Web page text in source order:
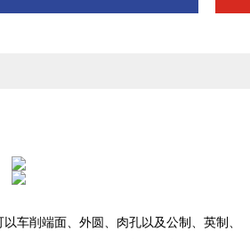
车削端面、外圆、肉孔以及公制、英制、